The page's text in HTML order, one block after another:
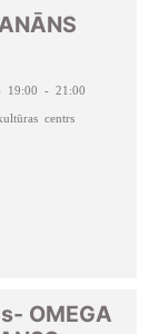
19:00 - 21:00
centrs
OMEGA